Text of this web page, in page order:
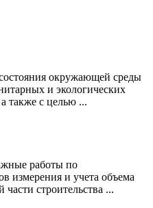
окружающей среды
и экологических
также с целью ...
работы по
измерения и учета объема
строительства ...